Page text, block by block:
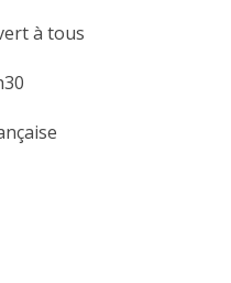
à tous